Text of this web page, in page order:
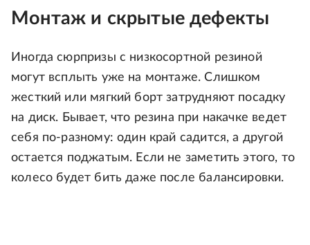
Монтаж и скрытые дефекты
Иногда сюрпризы с низкосортной резиной
могут всплыть уже на монтаже. Слишком
жесткий или мягкий борт затрудняют посадку
на диск. Бывает, что резина при накачке ведет
себя по-разному: один край садится, а другой
остается поджатым. Если не заметить этого, то
колесо будет бить даже после балансировки.